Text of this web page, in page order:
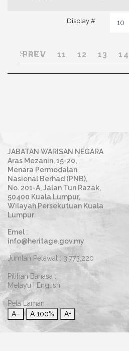
Display #
START
PREV 11 12 13 14
JABATAN WARISAN NEGARA
Aras Mezanin, 15-20,
Menara Permodalan
Nasional Berhad (PNB),
No. 201-A, Jalan Tun Razak,
50400 Kuala Lumpur,
Wilayah Persekutuan Kuala
Lumpur
Emel :
info@heritage.gov.my
Jumlah Pelawat : 3,773,220
Pilihan Bahasa :
Melayu | English
Peta Laman
A−
A 100% A+